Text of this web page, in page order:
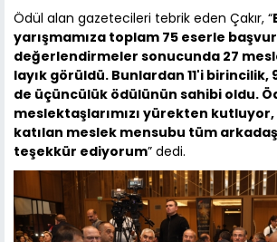
Ödül alan gazetecileri tebrik eden Çakır, “
yarışmamıza toplam 75 eserle
değerlendirmeler sonucunda 27
layık görüldü. Bunlardan 11'i birincilik,
de üçüncülük ödülünün sahibi oldu.
meslektaşlarımızı yürekten
katılan meslek mensubu tüm
teşekkür ediyorum” dedi.